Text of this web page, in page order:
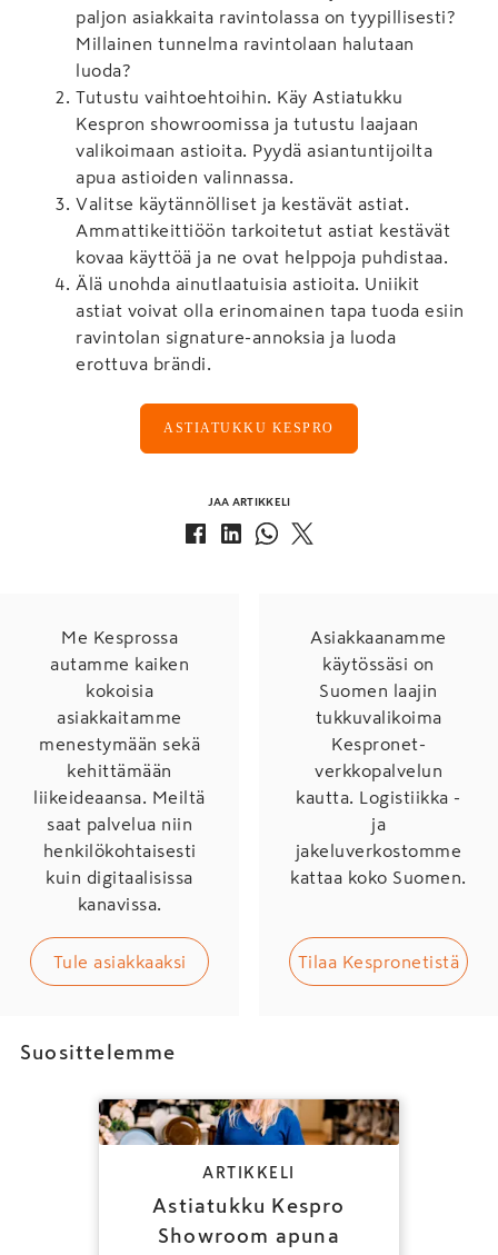
paljon asiakkaita ravintolassa on tyypillisesti?
Millainen tunnelma ravintolaan halutaan
luoda?
Tutustu vaihtoehtoihin. Käy Astiatukku
Kespron showroomissa ja tutustu laajaan
valikoimaan astioita. Pyydä asiantuntijoilta
apua astioiden valinnassa.
Valitse käytännölliset ja kestävät astiat.
Ammattikeittiöön tarkoitetut astiat kestävät
kovaa käyttöä ja ne ovat helppoja puhdistaa.
Älä unohda ainutlaatuisia astioita. Uniikit
astiat voivat olla erinomainen tapa tuoda esiin
ravintolan signature-annoksia ja luoda
erottuva brändi.
ASTIATUKKU KESPRO
JAA ARTIKKELI
Me Kesprossa
autamme kaiken
kokoisia
asiakkaitamme
menestymään sekä
kehittämään
liikeideaansa. Meiltä
saat palvelua niin
henkilökohtaisesti
kuin digitaalisissa
kanavissa.
Tule asiakkaaksi
Asiakkaanamme
käytössäsi on
Suomen laajin
tukkuvalikoima
Kespronet-
verkkopalvelun
kautta. Logistiikka -
ja
jakeluverkostomme
kattaa koko Suomen.
Tilaa Kespronetistä
Suosittelemme
ARTIKKELI
Astiatukku Kespro
Showroom apuna